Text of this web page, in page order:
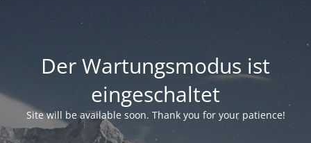
Der Wartungsmodus ist
eingeschaltet
Site will be available soon. Thank you for your patience!